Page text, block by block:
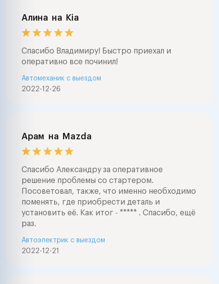
Алина на Kia
Спасибо Владимиру! Быстро приехал и
оперативно все починил!
2022-12-26
Автомеханик с выездом
Арам на Mazda
Спасибо Александру за оперативное
решение проблемы со стартером.
Посоветовал, также, что именно необходимо
поменять, где приобрести деталь и
установить её. Как итог - ***** . Спасибо, ещё
раз.
2022-12-21
Автоэлектрик с выездом